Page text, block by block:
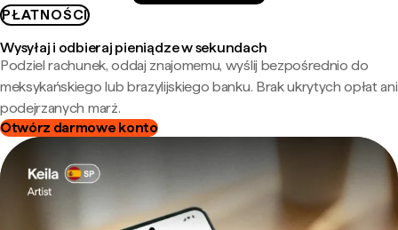
PŁATNOŚCI
Wysyłaj i odbieraj pieniądze w sekundach
Podziel rachunek, oddaj znajomemu, wyślij bezpośrednio do
meksykańskiego lub brazylijskiego banku. Brak ukrytych opłat ani
podejrzanych marż.
Otwórz darmowe konto